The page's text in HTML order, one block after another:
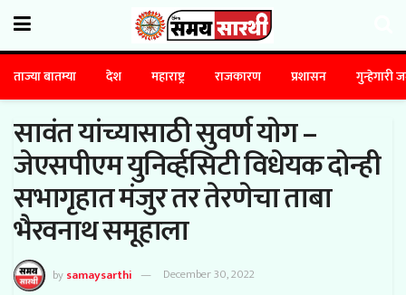
ताज्या बातम्या देश महाराष्ट्र राजकारण प्रशासन गुन्हेगारी
सावंत यांच्यासाठी सुवर्ण योग –
जेएसपीएम युनिर्व्हसिटी विधेयक दोन्ही
सभागृहात मंजुर तर तेरणेचा ताबा
भैरवनाथ समूहाला
bysamaysarthi December 30, 2022